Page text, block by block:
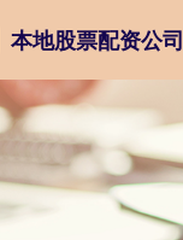
本地股票配资公司